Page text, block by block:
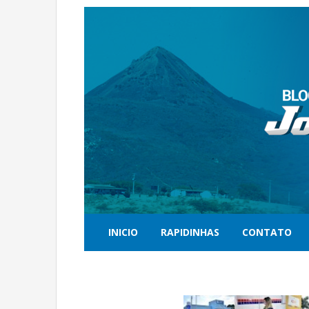
INICIO RAPIDINHAS CONTATO